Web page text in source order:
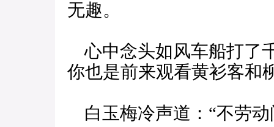
无趣。
心中念头如风车船打了
你也是前来观看黄衫客和
白玉梅冷声道：“不劳动